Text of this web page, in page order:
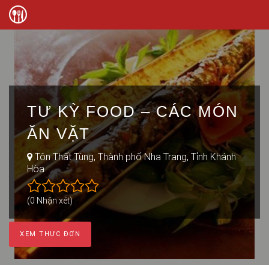
TƯ KỲ FOOD – CÁC MÓN
ĂN VẶT
Tôn Thất Tùng, Thành phố Nha Trang, Tỉnh Khánh
Hòa
(0 Nhận xét)
XEM THỰC ĐƠN